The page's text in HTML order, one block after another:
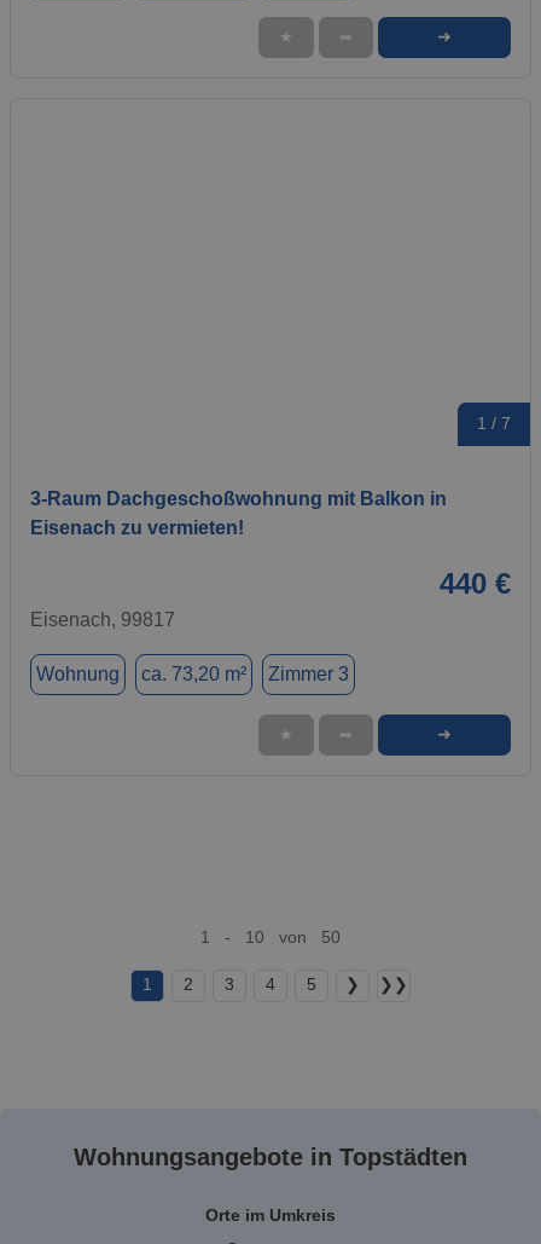
★ ➦ ➜
1 / 7
3-Raum Dachgeschoßwohnung mit Balkon in
Eisenach zu vermieten!
440 €
Eisenach, 99817
Wohnung ca. 73,20 m² Zimmer 3
★ ➦ ➜
1 - 10 von 50
1 2 3 4 5 ❯ ❯❯
Wohnungsangebote in Topstädten
Orte im Umkreis